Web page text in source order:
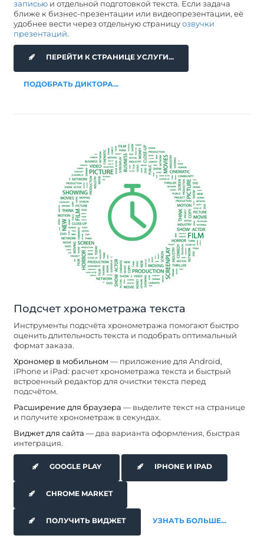
записью и отдельной подготовкой текста. Если задача
ближе к бизнес-презентации или видеопрезентации, её
удобнее вести через отдельную страницуозвучки
презентаций.
ПЕРЕЙТИ К СТРАНИЦЕ УСЛУГИ...
ПОДОБРАТЬ ДИКТОРА...
Подсчет хронометража текста
Инструменты подсчёта хронометража помогают быстро
оценить длительность текста и подобрать оптимальный
формат заказа.
Хрономер в мобильном — приложение для Android,
iPhone и iPad: расчет хронометража текста и быстрый
встроенный редактор для очистки текста перед
подсчётом.
Расширение для браузера — выделите текст на странице
и получите хронометраж в секундах.
Виджет для сайта — два варианта оформления, быстрая
интеграция.
GOOGLE PLAY IPHONE И IPAD
CHROME MARKET
ПОЛУЧИТЬ ВИДЖЕТ УЗНАТЬ БОЛЬШЕ...